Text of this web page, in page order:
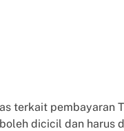
terkait pembayaran
dicicil dan harus